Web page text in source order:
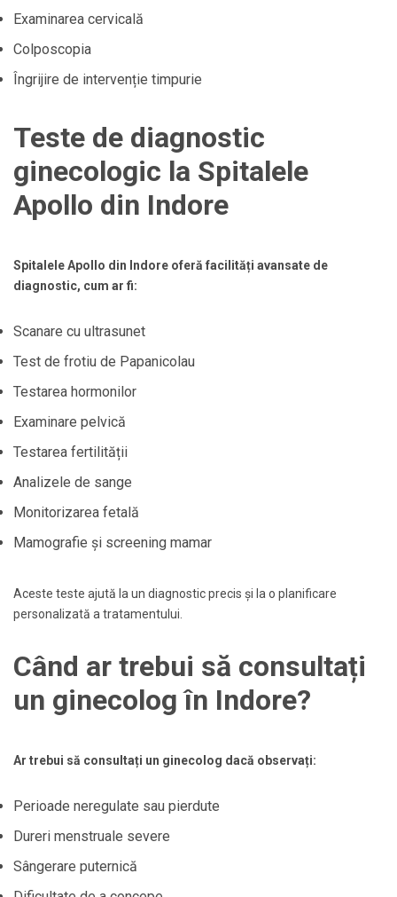
Examinarea cervicală
Colposcopia
Îngrijire de intervenție timpurie
Teste de diagnostic
ginecologic la Spitalele
Apollo din Indore
Spitalele Apollo din Indore oferă facilități avansate de
diagnostic, cum ar fi:
Scanare cu ultrasunet
Test de frotiu de Papanicolau
Testarea hormonilor
Examinare pelvică
Testarea fertilității
Analizele de sange
Monitorizarea fetală
Mamografie și screening mamar
Aceste teste ajută la un diagnostic precis și la o planificare
personalizată a tratamentului.
Când ar trebui să consultați
un ginecolog în Indore?
Ar trebui să consultați un ginecolog dacă observați:
Perioade neregulate sau pierdute
Dureri menstruale severe
Sângerare puternică